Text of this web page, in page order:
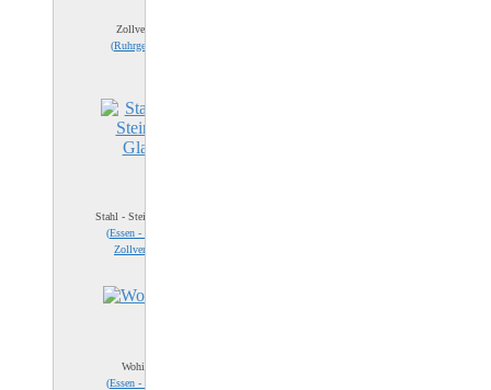
Zollverein
(Ruhrgebiet
Stahl - Stein - Glas
(Essen - Zeche
Zollverein
Wohin?
(Essen - Zeche